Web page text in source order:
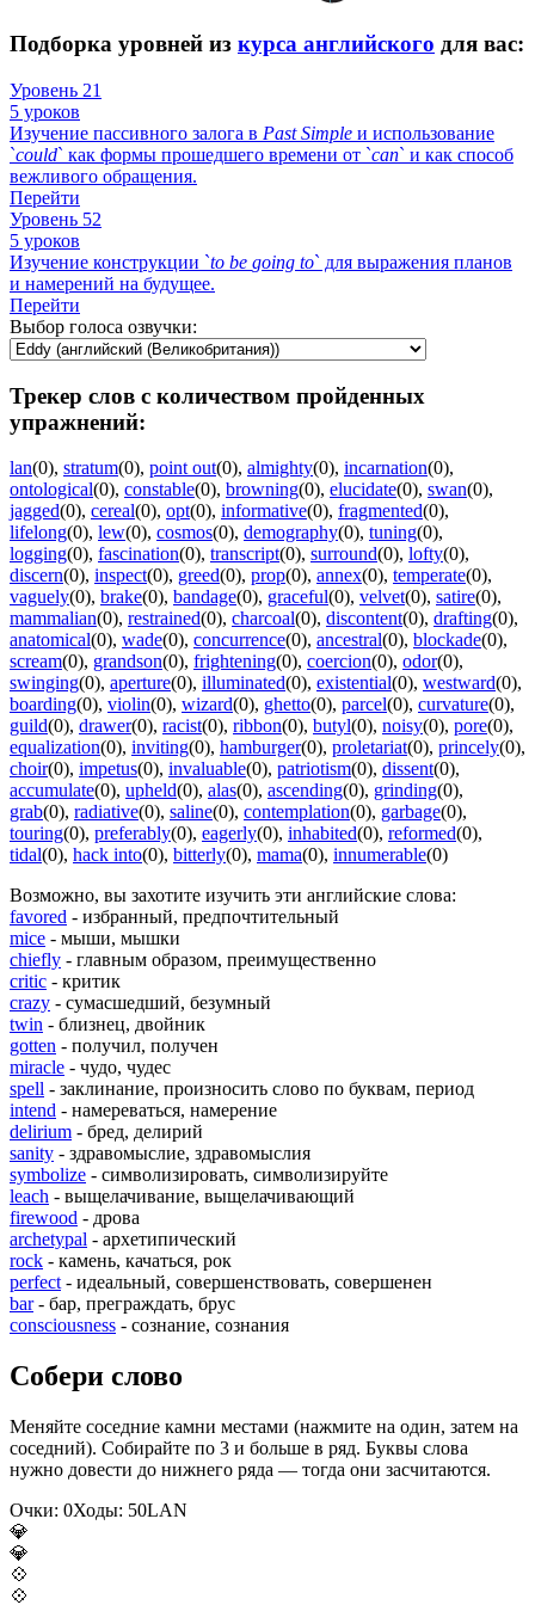
Подборка уровней из курса английского для вас:
Уровень 21
5 уроков
Изучение пассивного залога в Past Simple и использование
`could` как формы прошедшего времени от `can` и как способ
вежливого обращения.
Перейти
Уровень 52
5 уроков
Изучение конструкции `to be going to` для выражения планов
и намерений на будущее.
Перейти
Выбор голоса озвучки:
Трекер слов с количеством пройденных
упражнений:
lan(0), stratum(0), point out(0), almighty(0), incarnation(0),
ontological(0), constable(0), browning(0), elucidate(0), swan(0),
jagged(0), cereal(0), opt(0), informative(0), fragmented(0),
lifelong(0), lew(0), cosmos(0), demography(0), tuning(0),
logging(0), fascination(0), transcript(0), surround(0), lofty(0),
discern(0), inspect(0), greed(0), prop(0), annex(0), temperate(0),
vaguely(0), brake(0), bandage(0), graceful(0), velvet(0), satire(0),
mammalian(0), restrained(0), charcoal(0), discontent(0), drafting(0),
anatomical(0), wade(0), concurrence(0), ancestral(0), blockade(0),
scream(0), grandson(0), frightening(0), coercion(0), odor(0),
swinging(0), aperture(0), illuminated(0), existential(0), westward(0),
boarding(0), violin(0), wizard(0), ghetto(0), parcel(0), curvature(0),
guild(0), drawer(0), racist(0), ribbon(0), butyl(0), noisy(0), pore(0),
equalization(0), inviting(0), hamburger(0), proletariat(0), princely(0),
choir(0), impetus(0), invaluable(0), patriotism(0), dissent(0),
accumulate(0), upheld(0), alas(0), ascending(0), grinding(0),
grab(0), radiative(0), saline(0), contemplation(0), garbage(0),
touring(0), preferably(0), eagerly(0), inhabited(0), reformed(0),
tidal(0), hack into(0), bitterly(0), mama(0), innumerable(0)
Возможно, вы захотите изучить эти английские слова:
favored - избранный, предпочтительный
mice - мыши, мышки
chiefly - главным образом, преимущественно
critic - критик
crazy - сумасшедший, безумный
twin - близнец, двойник
gotten - получил, получен
miracle - чудо, чудес
spell - заклинание, произносить слово по буквам, период
intend - намереваться, намерение
delirium - бред, делирий
sanity - здравомыслие, здравомыслия
symbolize - символизировать, символизируйте
leach - выщелачивание, выщелачивающий
firewood - дрова
archetypal - архетипический
rock - камень, качаться, рок
perfect - идеальный, совершенствовать, совершенен
bar- бар, преграждать, брус
consciousness - сознание, сознания
Собери слово
Меняйте соседние камни местами (нажмите на один, затем на
соседний). Собирайте по 3 и больше в ряд. Буквы слова
нужно довести до нижнего ряда — тогда они засчитаются.
Очки: 0Ходы: 50LAN
💎
💎
💠
💠